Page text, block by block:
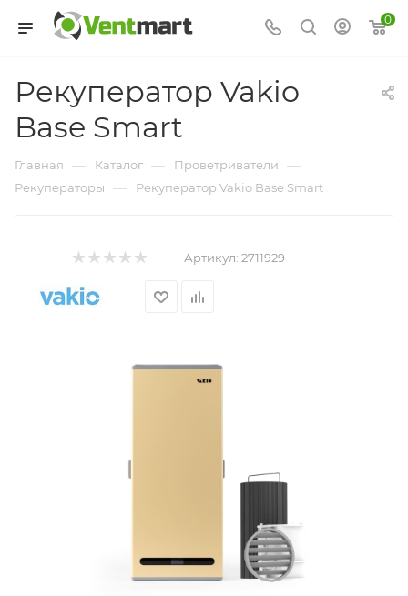
0
Рекуператор Vakio
Base Smart
Главная — Каталог — Проветриватели —
Рекуператоры — Рекуператор Vakio Base Smart
Артикул: 2711929